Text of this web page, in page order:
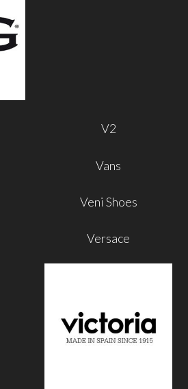
V2
Vans
Veni Shoes
Versace